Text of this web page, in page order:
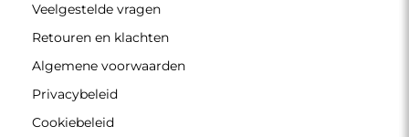
Veelgestelde vragen
Retouren en klachten
Algemene voorwaarden
Privacybeleid
Cookiebeleid